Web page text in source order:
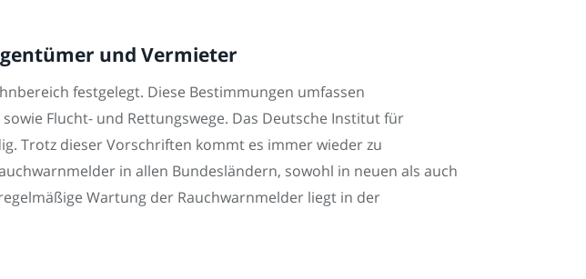
und Vermieter
festgelegt. Diese Bestimmungen umfassen
Flucht- und Rettungswege. Das Deutsche Institut für
Trotz dieser Vorschriften kommt es immer wieder zu
in allen Bundesländern, sowohl in neuen als auch
Wartung der Rauchwarnmelder liegt in der